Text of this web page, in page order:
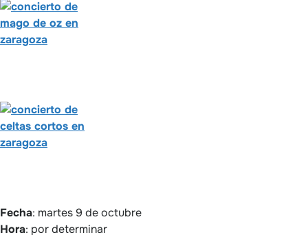
Fecha: martes 9 de octubre
Hora: por determinar